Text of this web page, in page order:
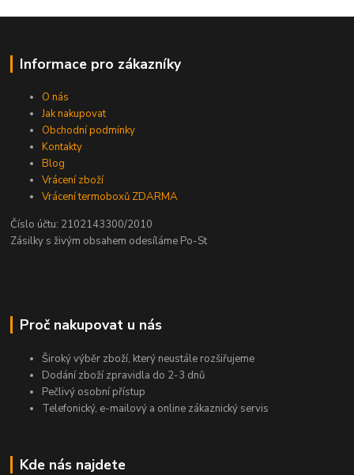
Informace pro zákazníky
O nás
Jak nakupovat
Obchodní podmínky
Kontakty
Blog
Vrácení zboží
Vrácení termoboxů ZDARMA
Číslo účtu: 2102143300/2010
Zásilky s živým obsahem odesíláme Po-St
Proč nakupovat u nás
Široký výběr zboží, který neustále rozšiřujeme
Dodání zboží zpravidla do 2-3 dnů
Pečlivý osobní přístup
Telefonický, e-mailový a online zákaznický servis
Kde nás najdete